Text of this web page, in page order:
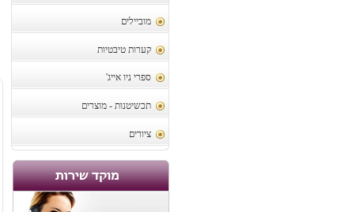
מוביילים
קערות טיבטיות
ספרי ניו אייג'
תכשיטנות - מוצרים
ציורים